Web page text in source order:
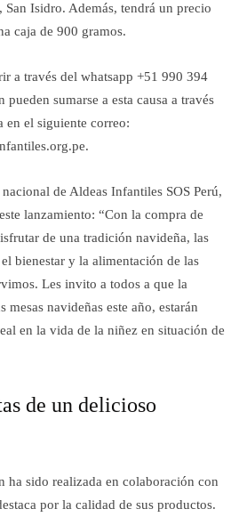
Isidro. Además, tendrá un precio
caja de 900 gramos.
a través del whatsapp +51 990 394
pueden sumarse a esta causa a través
en el siguiente correo:
de Aldeas Infantiles SOS Perú,
lanzamiento: “Con la compra de
de una tradición navideña, las
bienestar y la alimentación de las
Les invito a todos a que la
mesas navideñas este año, estarán
en la vida de la niñez en situación de
de un delicioso
ha sido realizada en colaboración con
por la calidad de sus productos.